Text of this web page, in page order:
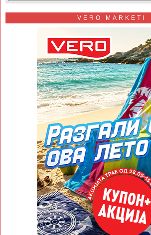
VERO MARKETI